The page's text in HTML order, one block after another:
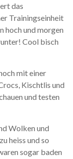
das
Trainingseinheit
hoch und morgen
Cool bisch
mit einer
Kischtlis und
und testen
Wolken und
heiss und so
sogar baden